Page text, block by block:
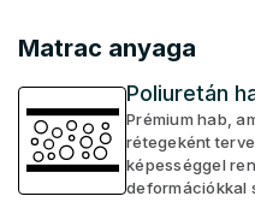
Matrac anyaga
Poliuretán
Prémium hab,
rétegeként
képességgel
deformációkkal